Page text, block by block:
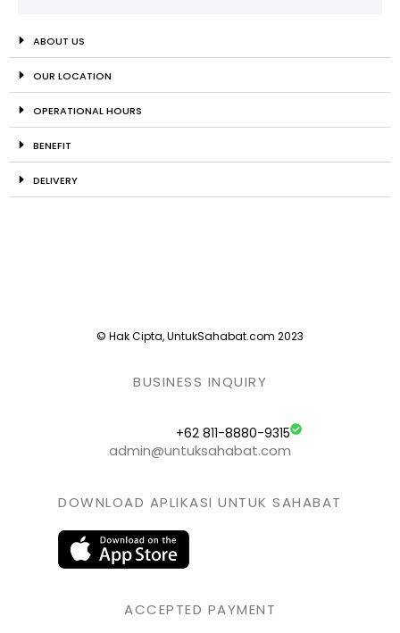
ABOUT US
OUR LOCATION
OPERATIONAL HOURS
BENEFIT
DELIVERY
© Hak Cipta, UntukSahabat.com 2023
BUSINESS INQUIRY
+62 811-8880-9315
admin@untuksahabat.com
DOWNLOAD APLIKASI UNTUK SAHABAT
ACCEPTED PAYMENT